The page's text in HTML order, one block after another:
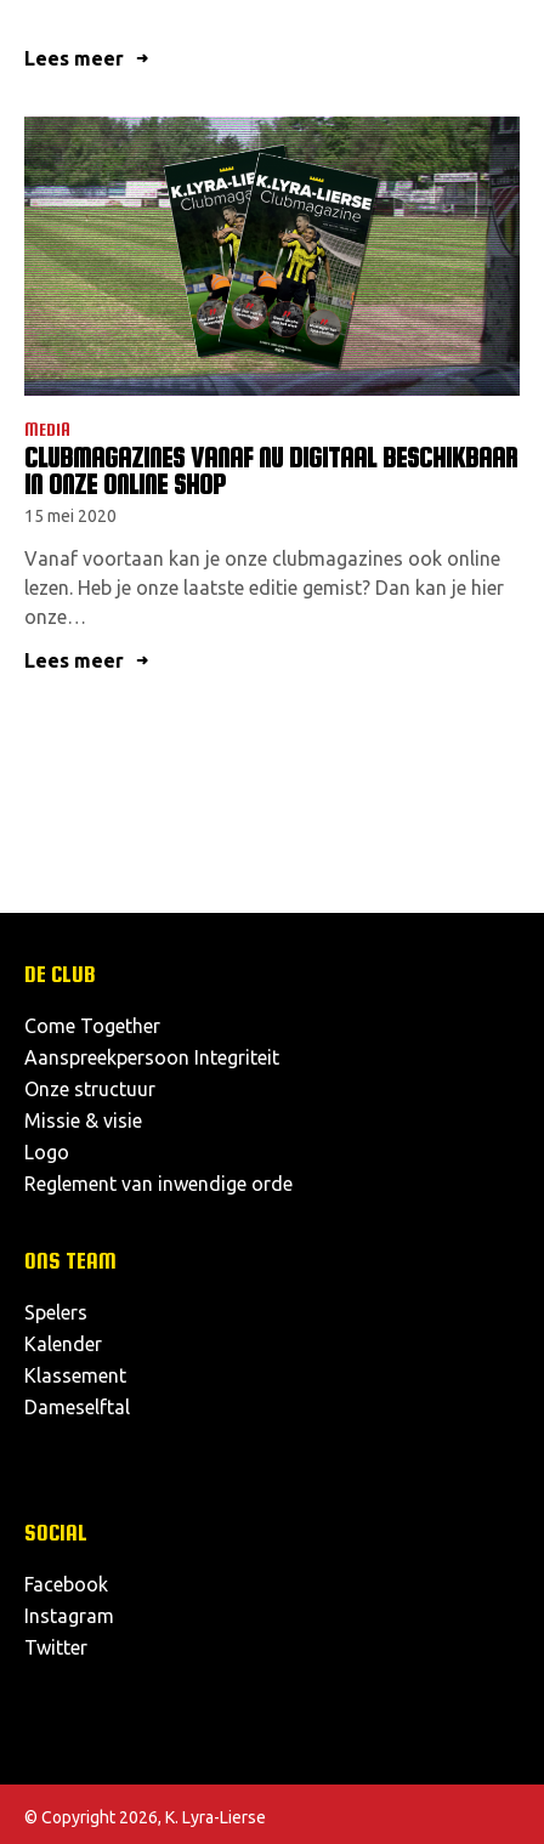
Lees meer
MEDIA
CLUBMAGAZINES VANAF NU DIGITAAL BESCHIKBAAR
IN ONZE ONLINE SHOP
15 mei 2020
Vanaf voortaan kan je onze clubmagazines ook online
lezen. Heb je onze laatste editie gemist? Dan kan je hier
onze…
Lees meer
DE CLUB
Come Together
Aanspreekpersoon Integriteit
Onze structuur
Missie & visie
Logo
Reglement van inwendige orde
ONS TEAM
Spelers
Kalender
Klassement
Dameselftal
SOCIAL
Facebook
Instagram
Twitter
© Copyright 2026, K. Lyra-Lierse